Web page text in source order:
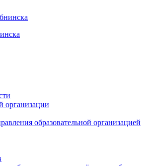
организации
образовательной организацией